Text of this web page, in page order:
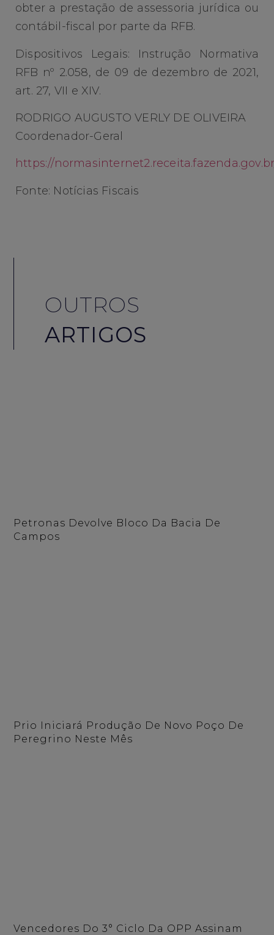
obter a prestação de assessoria jurídica ou
contábil-fiscal por parte da RFB.
Dispositivos Legais: Instrução Normativa
RFB nº 2.058, de 09 de dezembro de 2021,
art. 27, VII e XIV.
RODRIGO AUGUSTO VERLY DE OLIVEIRA
Coordenador-Geral
https://
Fonte: Notícias Fiscais
OUTROS
ARTIGOS
Petronas Devolve Bloco Da Bacia De
Campos
Prio Iniciará Produção De Novo Poço De
Peregrino Neste Mês
Vencedores Do 3° Ciclo Da OPP Assinam